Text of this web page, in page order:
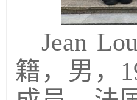
Jean
籍，男，